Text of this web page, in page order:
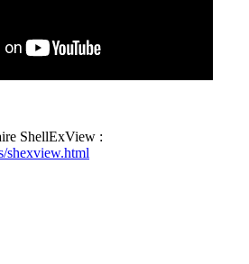
ShellExView :
shexview.html